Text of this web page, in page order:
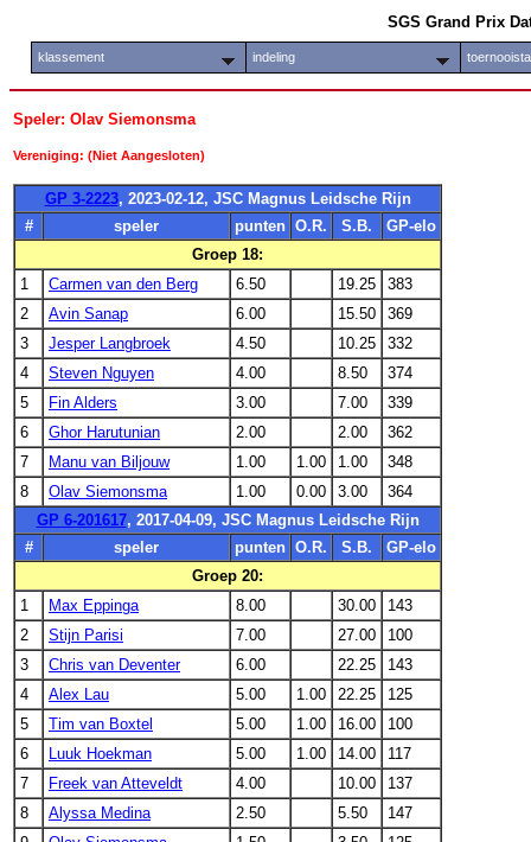
SGS Grand Prix
klassement indeling
Speler: Olav Siemonsma
Vereniging: (Niet Aangesloten)
GP 3-2223, 2023-02-12, JSC Magnus Leidsche Rijn
#
speler punten O.R. S.B.
GP-elo
Groep 18:
1
Carmen van den Berg 6.50 19.25
383
2
Avin Sanap 6.00 15.50
369
3
Jesper Langbroek 4.50 10.25
332
4
Steven Nguyen 4.00 8.50
374
5
Fin Alders 3.00 7.00
339
6
Ghor Harutunian 2.00 2.00
362
7
Manu van Biljouw 1.00 1.00 1.00
348
8
Olav Siemonsma 1.00 0.00 3.00
364
GP 6-201617, 2017-04-09, JSC Magnus Leidsche Rijn
#
speler punten O.R. S.B.
GP-elo
Groep 20:
1
Max Eppinga 8.00 30.00
143
2
Stijn Parisi 7.00 27.00
100
3
Chris van Deventer 6.00 22.25
143
4
Alex Lau 5.00 1.00 22.25
125
5
Tim van Boxtel 5.00 1.00 16.00
100
6
Luuk Hoekman 5.00 1.00 14.00
117
7
Freek van Atteveldt 4.00 10.00
137
8
Alyssa Medina 2.50 5.50
147